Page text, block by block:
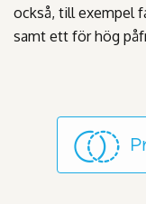
också, till exempel
samt ett för hög